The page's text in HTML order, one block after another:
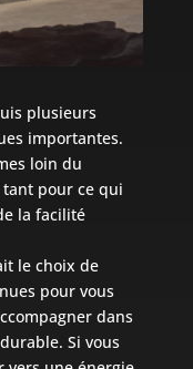
plusieurs
importantes.
loin du
pour ce qui
la facilité
le choix de
pour vous
dans
Si vous